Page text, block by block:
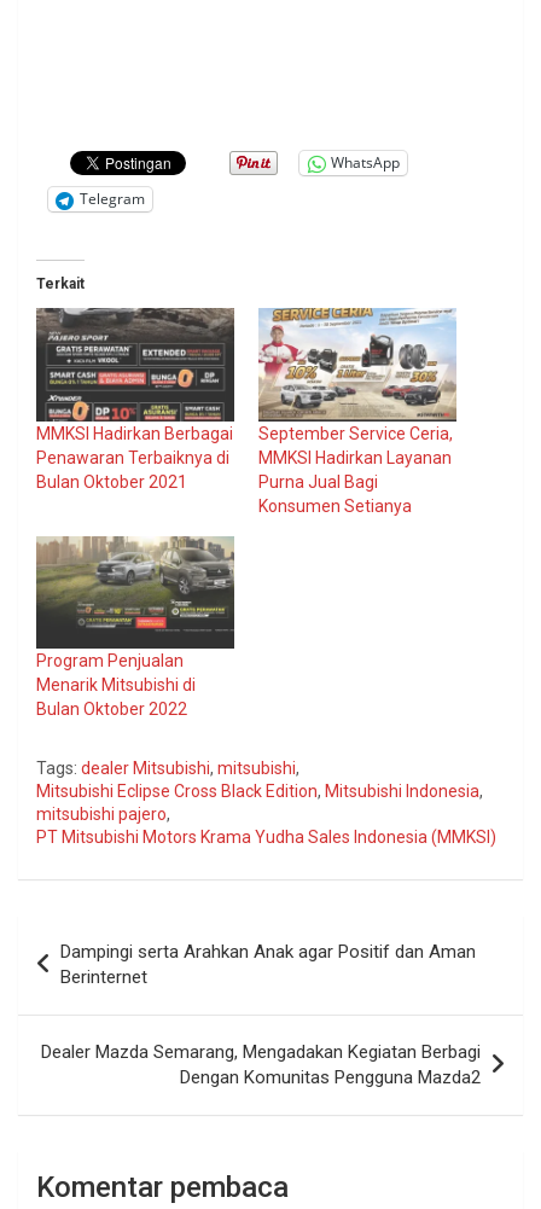
WhatsApp
Telegram
Terkait
MMKSI Hadirkan Berbagai
Penawaran Terbaiknya di
Bulan Oktober 2021
September Service Ceria,
MMKSI Hadirkan Layanan
Purna Jual Bagi
Konsumen Setianya
Program Penjualan
Menarik Mitsubishi di
Bulan Oktober 2022
Tags: dealer Mitsubishi, mitsubishi,
Mitsubishi Eclipse Cross Black Edition, Mitsubishi Indonesia,
mitsubishi pajero,
PT Mitsubishi Motors Krama Yudha Sales Indonesia (MMKSI)
pos
Dampingi serta Arahkan Anak agar Positif dan Aman
Berinternet
Dealer Mazda Semarang, Mengadakan Kegiatan Berbagi
Dengan Komunitas Pengguna Mazda2
Komentar pembaca